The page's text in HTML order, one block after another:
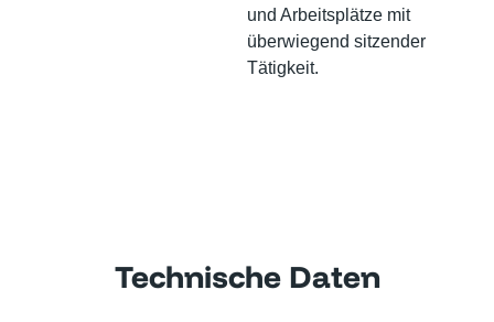
und Arbeitsplätze mit
überwiegend sitzender
Tätigkeit.
Technische Daten